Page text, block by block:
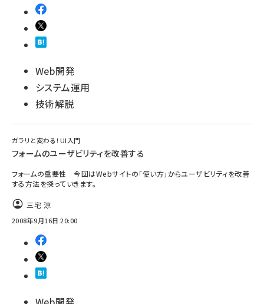
Web開発
システム運用
技術解説
ガラリと変わる！UI入門
フォームのユーザビリティを改善する
フォームの重要性 今回はWebサイトの「使い方」からユーザビリティを改善
する方法を探っていきます。
三宅 涼
2008年9月16日 20:00